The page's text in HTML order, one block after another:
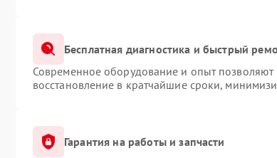
Бесплатная диагностика и быстрый
Современное оборудование и опыт позволяют
восстановление в кратчайшие сроки,
Гарантия на работы и запчасти